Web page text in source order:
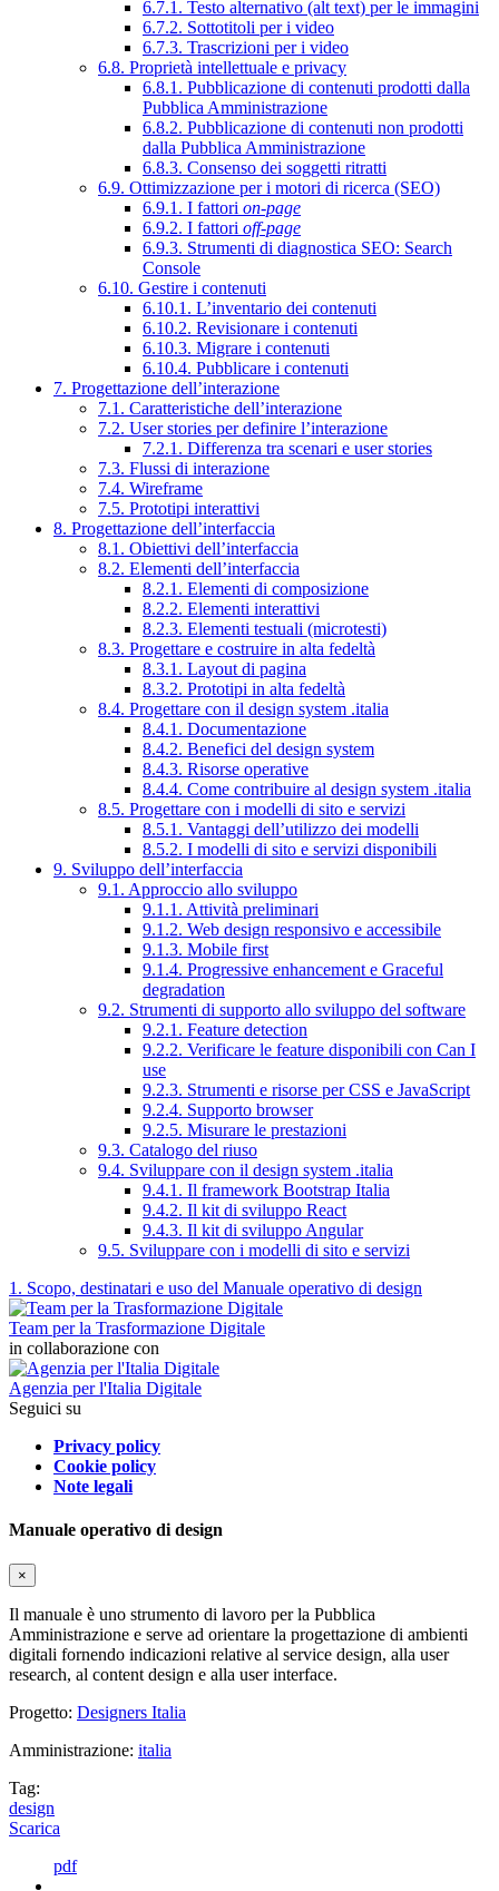
6.7.1. Testo alternativo (alt text) per le immagini
6.7.2. Sottotitoli per i video
6.7.3. Trascrizioni per i video
6.8. Proprietà intellettuale e privacy
6.8.1. Pubblicazione di contenuti prodotti dalla
Pubblica Amministrazione
6.8.2. Pubblicazione di contenuti non prodotti
dalla Pubblica Amministrazione
6.8.3. Consenso dei soggetti ritratti
6.9. Ottimizzazione per i motori di ricerca (SEO)
6.9.1. I fattori on-page
6.9.2. I fattori off-page
6.9.3. Strumenti di diagnostica SEO: Search
Console
6.10. Gestire i contenuti
6.10.1. L’inventario dei contenuti
6.10.2. Revisionare i contenuti
6.10.3. Migrare i contenuti
6.10.4. Pubblicare i contenuti
7. Progettazione dell’interazione
7.1. Caratteristiche dell’interazione
7.2. User stories per definire l’interazione
7.2.1. Differenza tra scenari e user stories
7.3. Flussi di interazione
7.4. Wireframe
7.5. Prototipi interattivi
8. Progettazione dell’interfaccia
8.1. Obiettivi dell’interfaccia
8.2. Elementi dell’interfaccia
8.2.1. Elementi di composizione
8.2.2. Elementi interattivi
8.2.3. Elementi testuali (microtesti)
8.3. Progettare e costruire in alta fedeltà
8.3.1. Layout di pagina
8.3.2. Prototipi in alta fedeltà
8.4. Progettare con il design system .italia
8.4.1. Documentazione
8.4.2. Benefici del design system
8.4.3. Risorse operative
8.4.4. Come contribuire al design system .italia
8.5. Progettare con i modelli di sito e servizi
8.5.1. Vantaggi dell’utilizzo dei modelli
8.5.2. I modelli di sito e servizi disponibili
9. Sviluppo dell’interfaccia
9.1. Approccio allo sviluppo
9.1.1. Attività preliminari
9.1.2. Web design responsivo e accessibile
9.1.3. Mobile first
9.1.4. Progressive enhancement e Graceful
degradation
9.2. Strumenti di supporto allo sviluppo del software
9.2.1. Feature detection
9.2.2. Verificare le feature disponibili con Can I
use
9.2.3. Strumenti e risorse per CSS e JavaScript
9.2.4. Supporto browser
9.2.5. Misurare le prestazioni
9.3. Catalogo del riuso
9.4. Sviluppare con il design system .italia
9.4.1. Il framework Bootstrap Italia
9.4.2. Il kit di sviluppo React
9.4.3. Il kit di sviluppo Angular
9.5. Sviluppare con i modelli di sito e servizi
1. Scopo, destinatari e uso del Manuale operativo di design
Team per la Trasformazione Digitale
in collaborazione con
Agenzia per l'Italia Digitale
Seguici su
Privacy policy
Cookie policy
Note legali
Manuale operativo di design
×
Il manuale è uno strumento di lavoro per la Pubblica
Amministrazione e serve ad orientare la progettazione di ambienti
digitali fornendo indicazioni relative al service design, alla user
research, al content design e alla user interface.
Progetto: Designers Italia
Amministrazione: italia
Tag:
design
Scarica
pdf